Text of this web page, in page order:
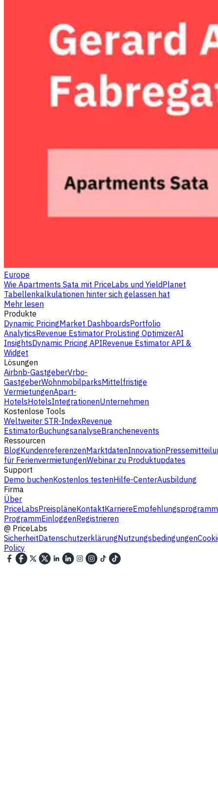
Europe
Wie Apartments Sata mit PriceLabs und YieldPlanet
Tabellenkalkulationen hinter sich gelassen hat
Mehr lesen
Produkte
Dynamic PricingMarket DashboardsPortfolio
AnalyticsRevenue Estimator ProListing OptimizerAI
InsightsDynamic Pricing APIRevenue Estimator API &
Widget
Lösungen
Airbnb-GastgeberVrbo-
GastgeberWohnmobilparksMittelfristige
VermietungenApart-
HotelsHotelsIntegrationenUnternehmen
Kostenlose Tools
Weltweiter STR-IndexRevenue
EstimatorBuchungsanalyseBranchenevents
Ressourcen
BlogKundenreferenzenMarktdatenInnovation
für FerienvermietungenWebinar zu Produktupdates
Support
Demo buchenKostenlos testenHilfe-CenterAusbildung
Firma
Über
PriceLabsPreispläneKontaktKarriereEmpfehlungsprogramm
ProgrammEinloggenRegistrieren
@ PriceLabs
SicherheitDatenschutzerklärungNutzungsbedingungen
Policy